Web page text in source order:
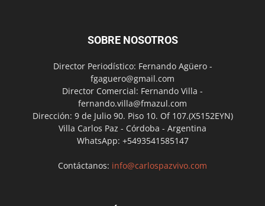
SOBRE NOSOTROS
Director Periodístico: Fernando Agüero -
fgaguero@gmail.com
Director Comercial: Fernando Villa -
fernando.villa@fmazul.com
Dirección: 9 de Julio 90. Piso 10. Of 107.(X5152EYN)
Villa Carlos Paz - Córdoba - Argentina
WhatsApp: +5493541585147
Contáctanos: info@carlospazvivo.com